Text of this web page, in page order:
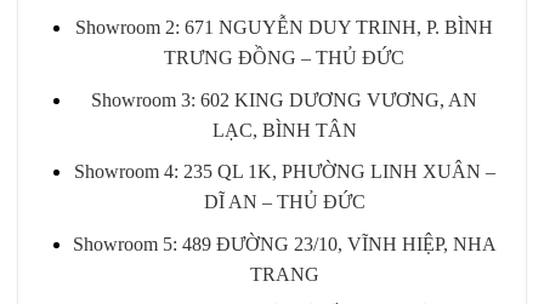
Showroom 2: 671 NGUYỄN DUY TRINH, P. BÌNH
TRƯNG ĐỒNG – THỦ ĐỨC
Showroom 3: 602 KING DƯƠNG VƯƠNG, AN
LẠC, BÌNH TÂN
Showroom 4: 235 QL 1K, PHƯỜNG LINH XUÂN –
DĨ AN – THỦ ĐỨC
Showroom 5: 489 ĐƯỜNG 23/10, VĨNH HIỆP, NHA
TRANG